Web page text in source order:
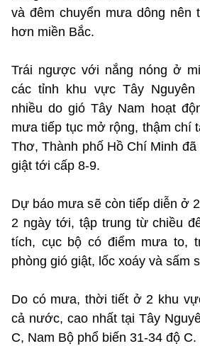
và đêm chuyển mưa dông nên
hơn miền Bắc.
Trái ngược với nắng nóng ở
các tỉnh khu vực Tây
nhiều do gió Tây Nam hoạt
mưa tiếp tục mở rộng, thậm chí
Thơ, Thành phố Hồ Chí Minh
giật tới cấp 8-9.
Dự báo mưa sẽ còn tiếp diễn ở
2 ngày tới, tập trung từ chiều
tích, cục bộ có điểm mưa to,
phòng gió giật, lốc xoáy và sấm
Do có mưa, thời tiết ở 2 khu
cả nước, cao nhất tại Tây
C, Nam Bộ phổ biến 31-34 độ C.